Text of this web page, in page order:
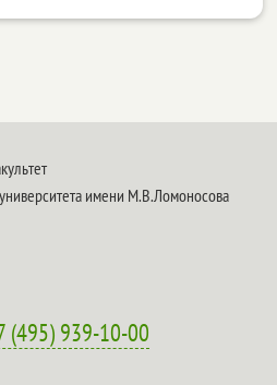
имени М.В.Ломоносова
(495) 939-10-00